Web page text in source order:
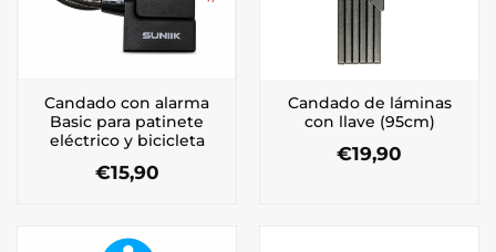
Candado con alarma
Basic para patinete
eléctrico y bicicleta
€15,90
Candado de láminas
con llave (95cm)
€19,90